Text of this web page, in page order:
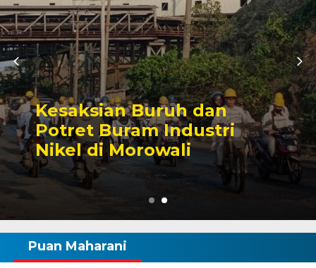
Sengketa Perizinan
Tambang yang Mengiringi
Karier Politik Anwar Hafid
Puan Maharani